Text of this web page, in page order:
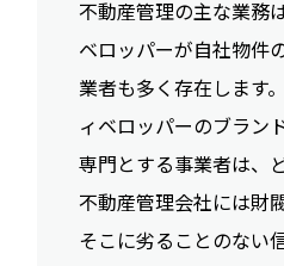
不動産管理の主な業務
ベロッパーが自社物件
業者も多く存在します
ィベロッパーのブラン
専門とする事業者は、
不動産管理会社には財
そこに劣ることのない